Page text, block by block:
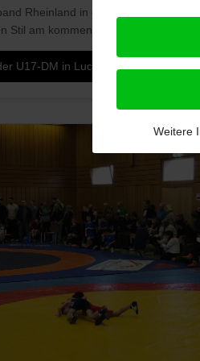
Rheinland in die diesjährigen
Stil am kommenden Wochenend...
U17-DM in Luckenwalde
Weitere